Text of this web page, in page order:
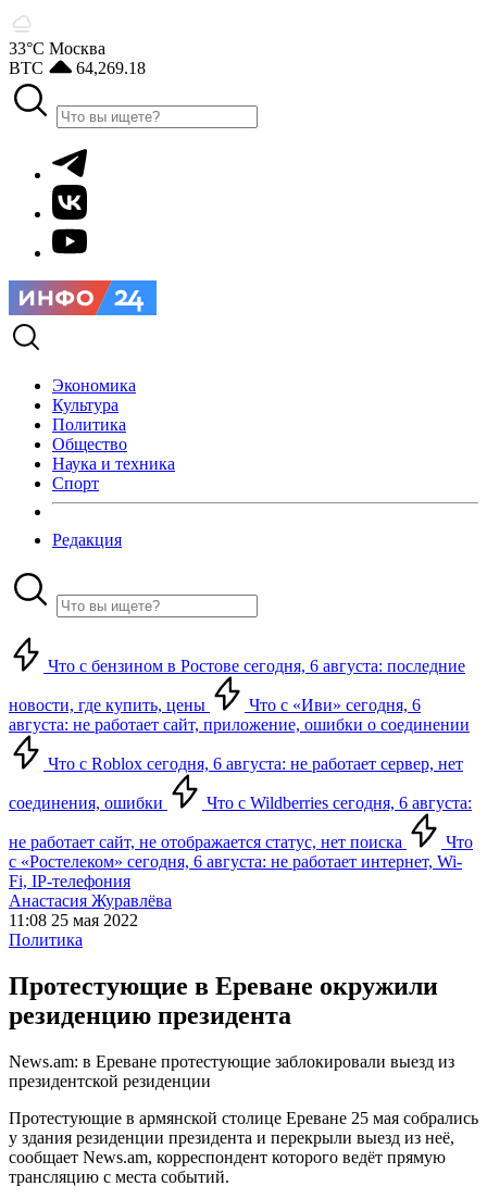
33°С Москва
BTC
64,269.18
Экономика
Культура
Политика
Общество
Наука и техника
Спорт
Редакция
Что с бензином в Ростове сегодня, 6 августа: последние
новости, где купить, цены
Что с «Иви» сегодня, 6
августа: не работает сайт, приложение, ошибки о соединении
Что с Roblox сегодня, 6 августа: не работает сервер, нет
соединения, ошибки Что с Wildberries сегодня, 6 августа:
не работает сайт, не отображается статус, нет поиска
Что
с «Ростелеком» сегодня, 6 августа: не работает интернет, Wi-
Fi, IP-телефония
Анастасия Журавлёва
11:08 25 мая 2022
Политика
Протестующие в Ереване окружили
резиденцию президента
News.am: в Ереване протестующие заблокировали выезд из
президентской резиденции
Протестующие в армянской столице Ереване 25 мая собрались
у здания резиденции президента и перекрыли выезд из неё,
сообщает News.am, корреспондент которого ведёт прямую
трансляцию с места событий.